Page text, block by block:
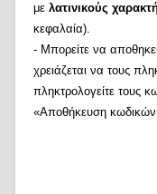
με λατινικούς
κεφαλαία).
- Μπορείτε να
χρειάζεται να τους
πληκτρολογείτε τους
«Αποθήκευση